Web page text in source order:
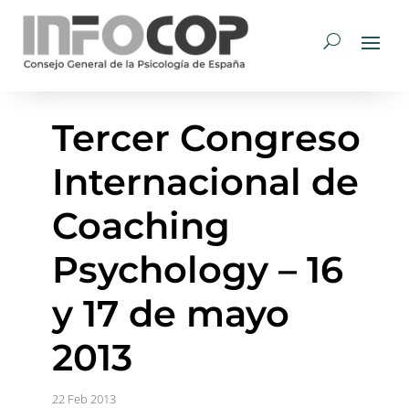
Tercer Congreso
Internacional de
Coaching
Psychology – 16
y 17 de mayo
2013
22 Feb 2013